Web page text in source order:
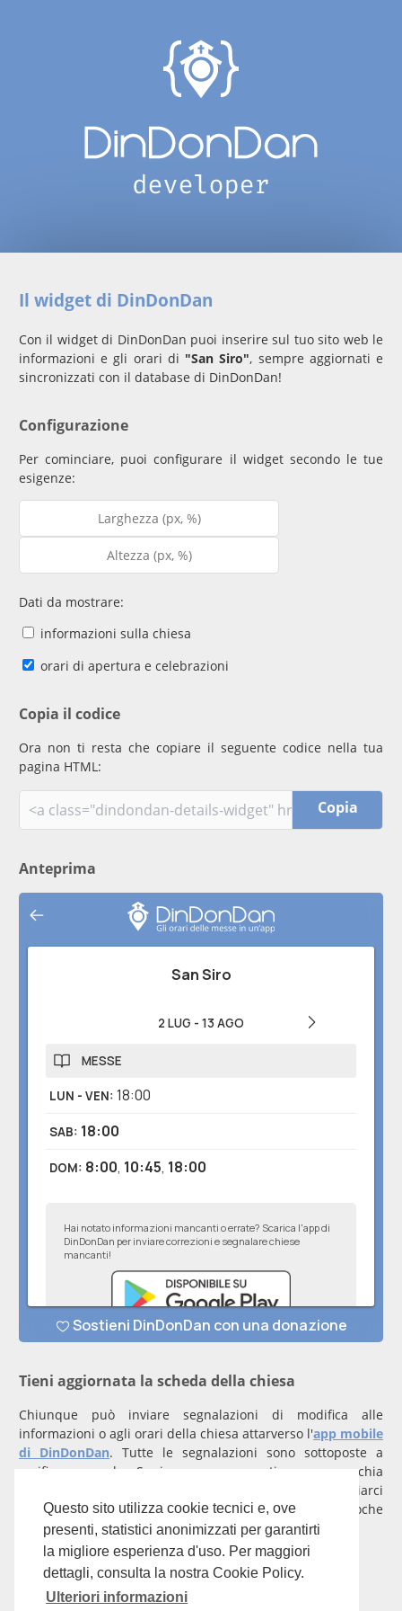
Questo sito utilizza cookie tecnici e, ove
presenti, statistici anonimizzati per garantirti
la migliore esperienza d'uso. Per maggiori
dettagli, consulta la nostra Cookie Policy.
Ulteriori informazioni
Il widget di DinDonDan
Con il widget di DinDonDan puoi inserire sul tuo sito web le
informazioni e gli orari di "San Siro", sempre aggiornati e
sincronizzati con il database di DinDonDan!
Configurazione
Per cominciare, puoi configurare il widget secondo le tue
esigenze:
Dati da mostrare:
informazioni sulla chiesa
orari di apertura e celebrazioni
Copia il codice
Ora non ti resta che copiare il seguente codice nella tua
pagina HTML:
Copia
Anteprima
Tieni aggiornata la scheda della chiesa
Chiunque può inviare segnalazioni di modifica alle
informazioni o agli orari della chiesa attarverso l'app mobile
di DinDonDan. Tutte le segnalazioni sono sottoposte a
verifica manuale. Se invece rappresenti una parrocchia
con un account verificato per inviarci
comunicazioni prioritarie che saranno gestite entro poche
Per qualunque domanda scrivi ainfo@dindondan.app